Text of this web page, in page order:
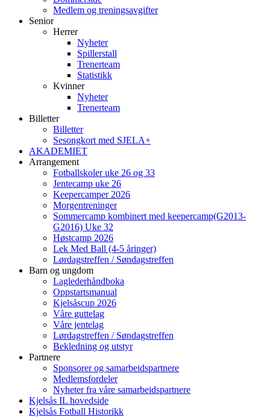
Medlem og treningsavgifter
Senior
Herrer
Nyheter
Spillerstall
Trenerteam
Statistikk
Kvinner
Nyheter
Trenerteam
Billetter
Billetter
Sesongkort med SJELA+
AKADEMIET
Arrangement
Fotballskoler uke 26 og 33
Jentecamp uke 26
Keepercamper 2026
Morgentreninger
Sommercamp kombinert med keepercamp(G2013-
G2016) Uke 32
Høstcamp 2026
Lek Med Ball (4-5 åringer)
Lørdagstreffen / Søndagstreffen
Barn og ungdom
Laglederhåndboka
Oppstartsmanual
Kjelsåscup 2026
Våre guttelag
Våre jentelag
Lørdagstreffen / Søndagstreffen
Bekledning og utstyr
Partnere
Sponsorer og samarbeidspartnere
Medlemsfordeler
Nyheter fra våre samarbeidspartnere
Kjelsås IL hovedside
Kjelsås Fotball Historikk